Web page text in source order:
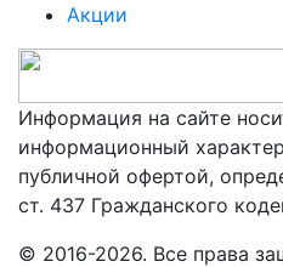
Информация на сайте
информационный
публичной офертой,
ст. 437 Гражданского
Акции
© 2016-2026. Все права